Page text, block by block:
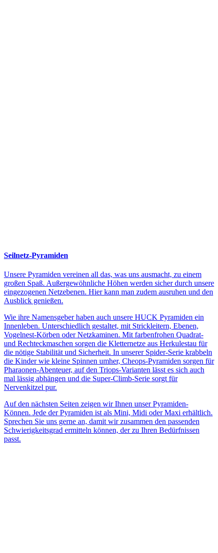
Seilnetz-Pyramiden
Unsere Pyramiden vereinen all das, was uns ausmacht, zu einem
großen Spaß. Außergewöhnliche Höhen werden sicher durch unsere
eingezogenen Netzebenen. Hier kann man zudem ausruhen und den
Ausblick genießen.
Wie ihre Namensgeber haben auch unsere HUCK Pyramiden ein
Innenleben. Unterschiedlich gestaltet, mit Strickleitern, Ebenen,
Vogelnest-Körben oder Netzkaminen. Mit farbenfrohen Quadrat-
und Rechteckmaschen sorgen die Kletternetze aus Herkulestau für
die nötige Stabilität und Sicherheit. In unserer Spider-Serie krabbeln
die Kinder wie kleine Spinnen umher, Cheops-Pyramiden sorgen für
Pharaonen-Abenteuer, auf den Triops-Varianten lässt es sich auch
mal lässig abhängen und die Super-Climb-Serie sorgt für
Nervenkitzel pur.
Auf den nächsten Seiten zeigen wir Ihnen unser Pyramiden-
Können. Jede der Pyramiden ist als Mini, Midi oder Maxi erhältlich.
Sprechen Sie uns gerne an, damit wir zusammen den passenden
Schwierigkeitsgrad ermitteln können, der zu Ihren Bedürfnissen
passt.